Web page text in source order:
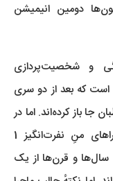
دومین انیمیشن
و شخصیت‌پردازی
است که بعد از دو سری
باز کرده‌اند. اما در
واقع داستان این قسمت به قبل از ماجراهای منِ نفرت‌انگیز 1
سال‌ها و قرن‌ها از یک